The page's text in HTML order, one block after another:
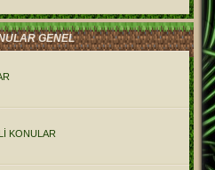
GENEL
KONULAR